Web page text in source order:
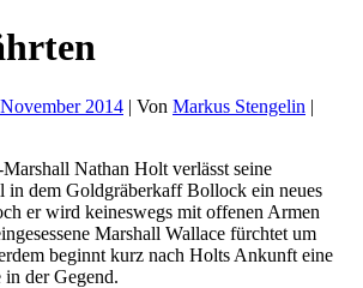
2014 | Von Markus Stengelin |
Nathan Holt verlässt seine
in dem Goldgräberkaff Bollock ein neues
er wird keineswegs mit offenen Armen
Marshall Wallace fürchtet um
beginnt kurz nach Holts Ankunft eine
in der Gegend.